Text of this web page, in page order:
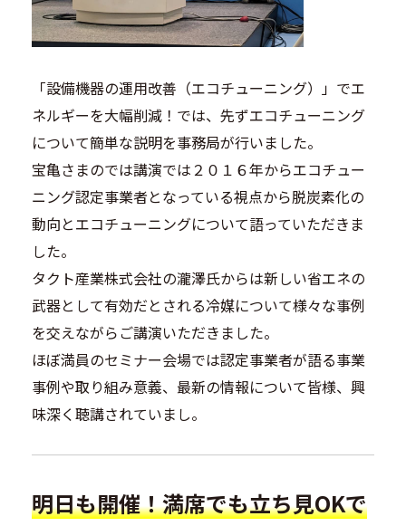
「設備機器の運用改善（エコチューニング）」でエ
ネルギーを大幅削減！では、先ずエコチューニング
について簡単な説明を事務局が行いました。
宝亀さまのでは講演では２０１６年からエコチュー
ニング認定事業者となっている視点から脱炭素化の
動向とエコチューニングについて語っていただきま
した。
タクト産業株式会社の瀧澤氏からは新しい省エネの
武器として有効だとされる冷媒について様々な事例
を交えながらご講演いただきました。
ほぼ満員のセミナー会場では認定事業者が語る事業
事例や取り組み意義、最新の情報について皆様、興
味深く聴講されていまし。
明日も開催！満席でも立ち見OKで